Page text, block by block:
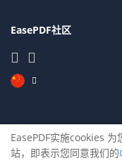
EasePDF社区
© EasePDF
EasePDF实施cookies
站，即表示您同意我们的